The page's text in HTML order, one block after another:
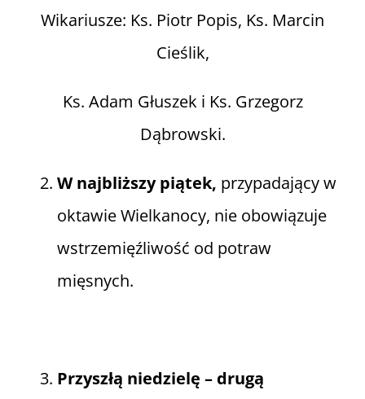
Wikariusze: Ks. Piotr Popis, Ks. Marcin
Cieślik,
Ks. Adam Głuszek i Ks. Grzegorz
Dąbrowski.
W najbliższy piątek, przypadający w
oktawie Wielkanocy, nie obowiązuje
wstrzemięźliwość od potraw
mięsnych.
Przyszłą niedzielę – drugą